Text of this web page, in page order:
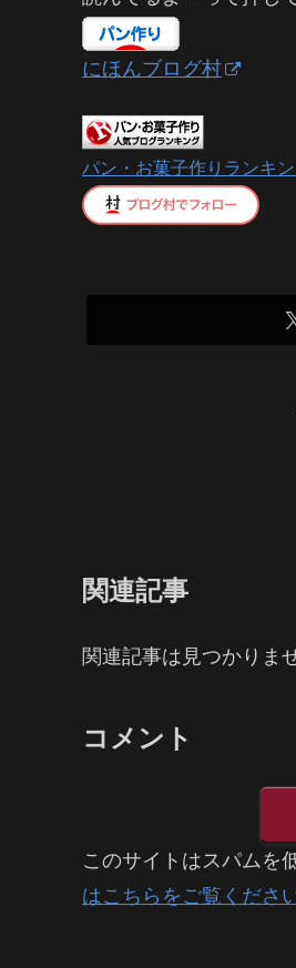
にほんブログ村
パン・お菓子作りランキ
関連記事
関連記事は見つかりま
コメント
このサイトはスパムを
はこちらをご覧くださ